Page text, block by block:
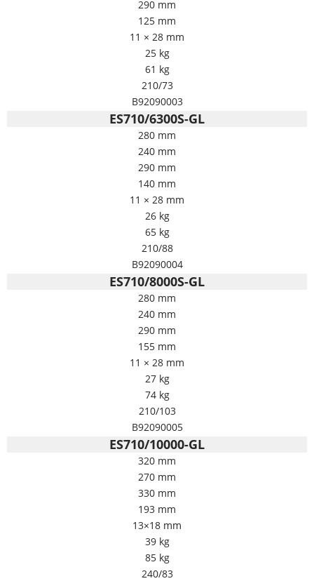
290 mm
125 mm
11 × 28 mm
25 kg
61 kg
210/73
B92090003
ES710/6300S-GL
280 mm
240 mm
290 mm
140 mm
11 × 28 mm
26 kg
65 kg
210/88
B92090004
ES710/8000S-GL
280 mm
240 mm
290 mm
155 mm
11 × 28 mm
27 kg
74 kg
210/103
B92090005
ES710/10000-GL
320 mm
270 mm
330 mm
193 mm
13×18 mm
39 kg
85 kg
240/83